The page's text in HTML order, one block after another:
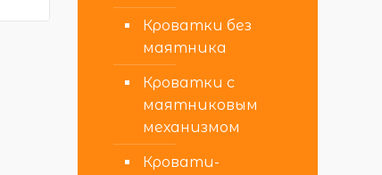
Кроватки без
маятника
Кроватки с
маятниковым
механизмом
Кровати-